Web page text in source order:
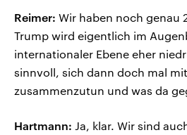
Reimer: Wir haben noch genau
Trump wird eigentlich im
internationaler Ebene eher
sinnvoll, sich dann doch mal
zusammenzutun und was da
Hartmann: Ja, klar. Wir sind